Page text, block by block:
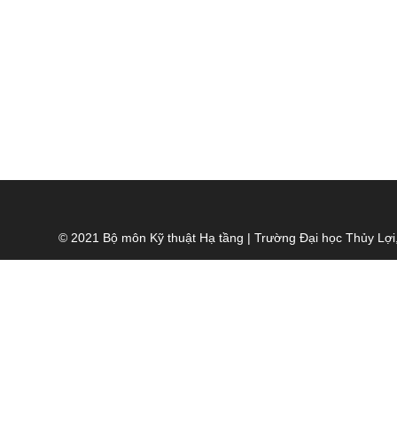
© 2021 Bộ môn Kỹ thuật Hạ tầng | Trường Đại học Thủy